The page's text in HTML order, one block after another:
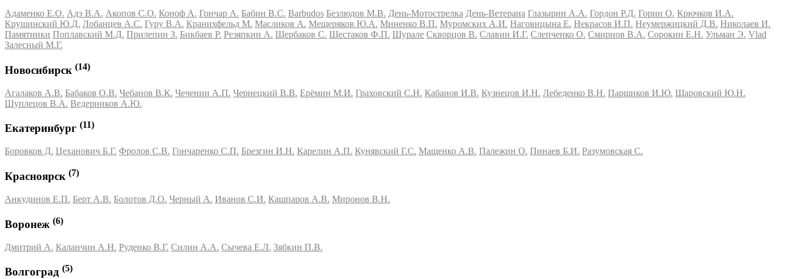
Адаменко Е.О. Адэ В.А. Акопов С.О. Коноф А. Гончар А. Бабин В.С. Barbudos Безлюдов М.В. День-Мотострелка День-Ветерана Глазырин А.А. Гордон Р.Д. Горин О. Крючков И.А.
Крушинский Ю.Д. Лобанцев А.С. Гуру В.А. Кранихфельд М. Масликов А. Мещеряков Ю.А. Миненко В.П. Муромских А.И. Наговицына Е. Некрасов И.П. Неумержицкий Д.В. Николаев И.
Памятники Поплавский М.Д. Прилепин З. Бикбаев Р. Резяпкин А. Щербаков С. Шестаков Ф.П. Шурале Скворцов В. Славин И.Г. Слепченко О. Смирнов В.А. Сорокин Е.Н. Ульман Э. Vlad
Залесный М.Г.
Новосибирск (14)
Агалаков А.В. Бабаков О.В. Чебанов В.К. Чеченин А.П. Чернецкий В.В. Ерёмин М.И. Граховский С.Н. Кабанов И.В. Кузнецов И.Н. Лебеденко В.Н. Паршиков И.Ю. Шаровский Ю.Н.
Шуплецов В.А. Ведерников А.Ю.
Екатеринбург (11)
Боровков Д. Цеханович Б.Г. Фролов С.В. Гончаренко С.П. Брезгин И.Н. Карелин А.П. Кунявский Г.С. Мащенко А.В. Палежин О. Пинаев Б.И. Разумовская С.
Красноярск (7)
Анкудинов Е.П. Берт А.В. Болотов Д.О. Черный А. Иванов С.И. Кашпаров А.В. Миронов В.Н.
Воронеж (6)
Дмитрий А. Каланчин А.Н. Руденко В.Г. Силин А.А. Сычева Е.Л. Зябкин П.В.
Волгоград (5)